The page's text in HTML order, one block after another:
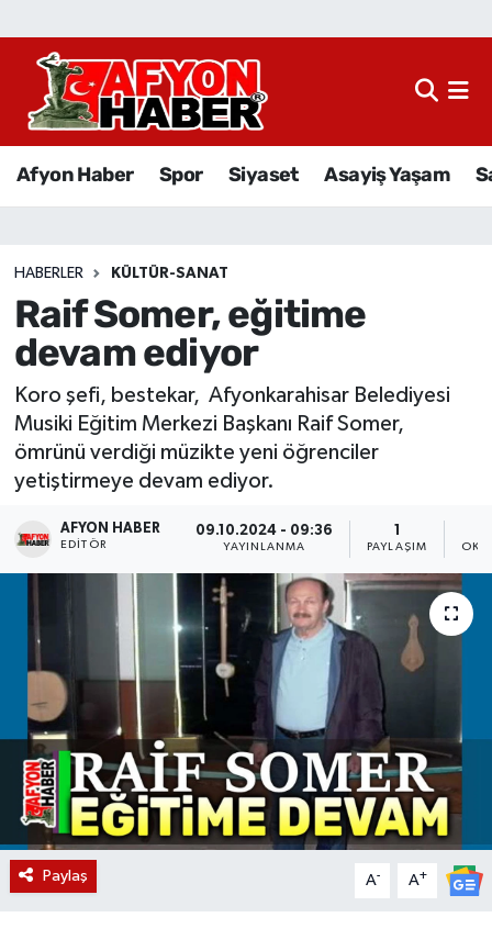
Afyon Haber Spor Siyaset Asayiş Yaşam
HABERLER KÜLTÜR-SANAT
Raif Somer, eğitime
devam ediyor
Koro şefi, bestekar, Afyonkarahisar Belediyesi
Musiki Eğitim Merkezi Başkanı Raif Somer,
ömrünü verdiği müzikte yeni öğrenciler
yetiştirmeye devam ediyor.
AFYON HABER
EDITÖR
09.10.2024 - 09:36
YAYINLANMA PAYLAŞIM
Paylaş A- A+
Afyon Haber
Sağlık
Eğitim
Sivil Toplum
Ekonomi
Magazin
Etkinlikler